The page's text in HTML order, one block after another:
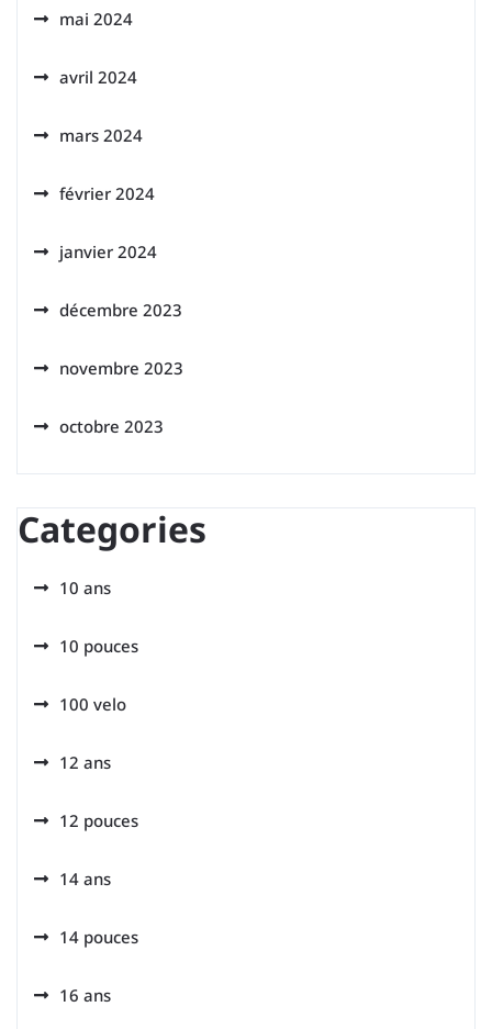
mai 2024
avril 2024
mars 2024
février 2024
janvier 2024
décembre 2023
novembre 2023
octobre 2023
Categories
10 ans
10 pouces
100 velo
12 ans
12 pouces
14 ans
14 pouces
16 ans